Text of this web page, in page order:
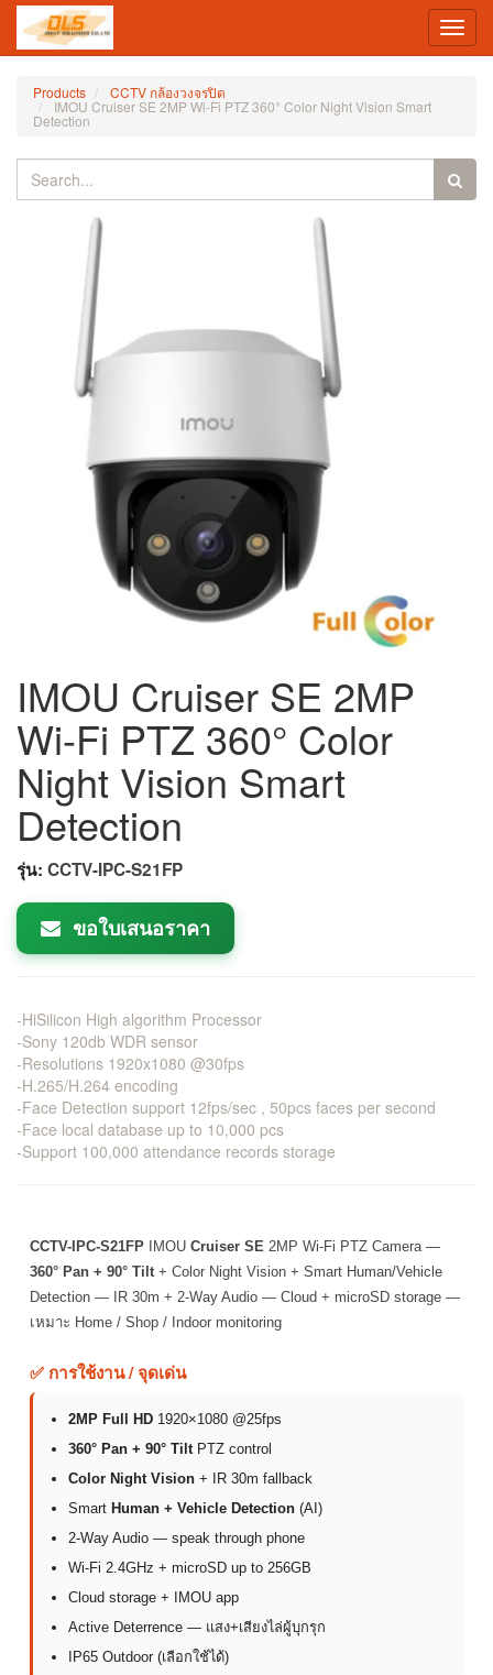
Products CCTV กล้องวงจรปิด
IMOU Cruiser SE 2MP Wi-Fi PTZ 360° Color Night Vision Smart
Detection
IMOU Cruiser SE 2MP
Wi-Fi PTZ 360° Color
Night Vision Smart
Detection
รุ่น: CCTV-IPC-S21FP
ขอใบเสนอราคา
-HiSilicon High algorithm Processor
-Sony 120db WDR sensor
-Resolutions 1920x1080 @30fps
-H.265/H.264 encoding
-Face Detection support 12fps/sec , 50pcs faces per second
-Face local database up to 10,000 pcs
-Support 100,000 attendance records storage
CCTV-IPC-S21FP IMOU Cruiser SE 2MP Wi-Fi PTZ Camera —
360° Pan + 90° Tilt+ Color Night Vision + Smart Human/Vehicle
Detection — IR 30m + 2-Way Audio — Cloud + microSD storage —
เหมาะ Home / Shop / Indoor monitoring
✅ การใช้งาน / จุดเด่น
2MP Full HD 1920×1080 @25fps
360° Pan + 90° TiltPTZ control
Color Night Vision + IR 30m fallback
Smart Human + Vehicle Detection (AI)
2-Way Audio — speak through phone
Wi-Fi 2.4GHz + microSD up to 256GB
Cloud storage + IMOU app
Active Deterrence — แสง+เสียงไล่ผู้บุกรุก
IP65 Outdoor (เลือกใช้ได้)